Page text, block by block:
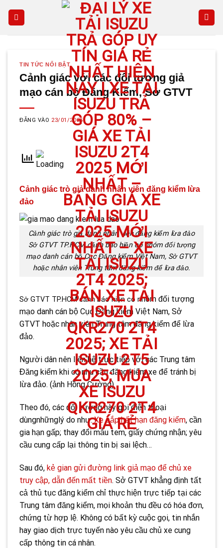
TIN TỨC NỔI BẬT
Cảnh giác với các đối tượng giả
mạo cán bộ Đăng Kiểm, Sở GTVT
ĐĂNG VÀO 23/01/2025
Cảnh giác trò giả danh nhân viên đăng kiểm lừa
đảo
Cảnh giác trò giả danh nhân viên đăng kiểm lừa đảo
Sở GTVT TP.HCM cảnh báo hiện có nhóm đối tượng
mạo danh cán bộ Cục Đăng kiểm Việt Nam, Sở GTVT
hoặc nhân viên Trung tâm đăng kiểm để lừa đảo.
Sở GTVT TP.HCM cảnh báo hiện có nhóm đối tượng
mạo danh cán bộ Cục Đăng kiểm Việt Nam, Sở
GTVT hoặc nhân viên Trung tâm đăng kiểm để lừa
đảo.
Người dân nên liên hệ trực tiếp với các Trung tâm
Đăng kiểm khi có nhu cầu đăng kiểm xe để tránh bị
lừa đảo. (ảnh Hồng Cường)
Theo đó, các đối tượng này gọi điện thoại
dùngnhữnglý do như:Xe sắp hết hạn đăng kiểm, cần
gia hạn gấp; thay đổi mẫu tem, giấy chứng nhận; yêu
cầu cung cấp lại thông tin bị sai lệch…
Sau đó, kẻ gian gửi đường link giả mạo để chủ xe
truy cập, dẫn đến mất tiền. Sở GTVT khẳng định tất
cả thủ tục đăng kiểm chỉ thực hiện trực tiếp tại các
Trung tâm đăng kiểm, mọi khoản thu đều có hóa đơn,
chứng từ hợp lệ. Không có bất kỳ cuộc gọi, tin nhắn
hay giao dịch trực tuyến nào yêu cầu chủ xe cung
cấp thông tin cá nhân.